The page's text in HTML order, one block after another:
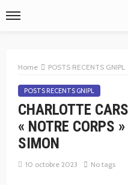
Home POSTS RECENTS GNIPL
POSTS RECENTS GNIPL
CHARLOTTE
« NOTRE CORPS
SIMON
10 octobre 2023 No tags